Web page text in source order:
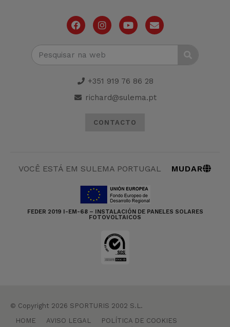
+351 919 76 86 28
richard@sulema.pt
CONTACTO
VOCÊ ESTÁ EM SULEMA PORTUGAL MUDAR
FEDER 2019 I-EM-68 – INSTALACIÓN DE PANELES SOLARES
FOTOVOLTAICOS
© Copyright 2026 SPORTURIS 2002 S.L.
HOME
AVISO LEGAL
POLÍTICA DE COOKIES